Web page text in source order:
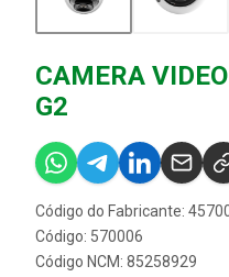
CAMERA
G2
Código do Fabricante:
Código: 570006
Código NCM: 85258929